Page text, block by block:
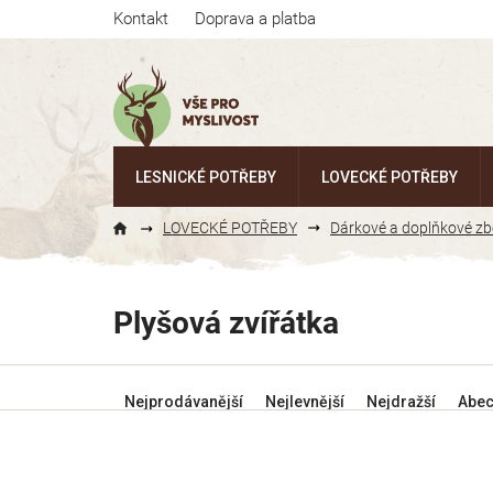
Kontakt Doprava a platba
LESNICKÉ POTŘEBY LOVECKÉ POTŘEBY
LOVECKÉ POTŘEBY Dárkové a doplňkové
Plyšová zvířátka
aNejprodávanější Nejlevnější Nejdražší